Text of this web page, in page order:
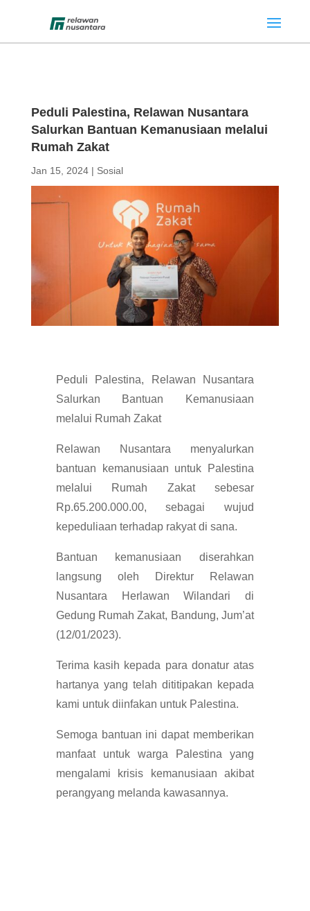
Peduli Palestina, Relawan Nusantara
Salurkan Bantuan Kemanusiaan melalui
Rumah Zakat
Jan 15, 2024| Sosial
Peduli Palestina, Relawan Nusantara
Salurkan Bantuan Kemanusiaan
melalui Rumah Zakat
Relawan Nusantara menyalurkan
bantuan kemanusiaan untuk Palestina
melalui Rumah Zakat sebesar
Rp.65.200.000.00, sebagai wujud
kepeduliaan terhadap rakyat di sana.
Bantuan kemanusiaan diserahkan
langsung oleh Direktur Relawan
Nusantara Herlawan Wilandari di
Gedung Rumah Zakat, Bandung, Jum’at
(12/01/2023).
Terima kasih kepada para donatur atas
hartanya yang telah dititipakan kepada
kami untuk diinfakan untuk Palestina.
Semoga bantuan ini dapat memberikan
manfaat untuk warga Palestina yang
mengalami krisis kemanusiaan akibat
perangyang melanda kawasannya.